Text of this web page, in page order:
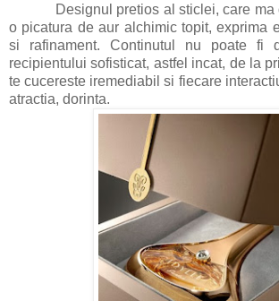
Designul pretios al sticlei, care ma
o picatura de aur alchimic topit, exprima
si rafinament. Continutul nu poate fi
recipientului sofisticat, astfel incat, de la
te cucereste iremediabil si fiecare
atractia, dorinta.